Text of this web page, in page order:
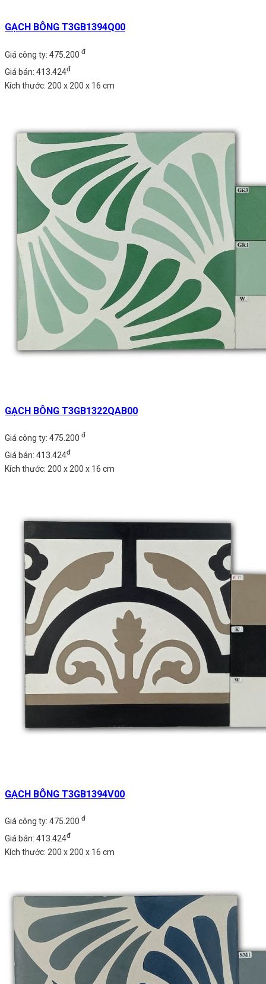
GẠCH BÔNG T3GB1394Q00
Giá công ty: 475.200 đ
Giá bán: 413.424đ
Kích thước: 200 x 200 x 16 cm
GẠCH BÔNG T3GB1322QAB00
Giá công ty: 475.200 đ
Giá bán: 413.424đ
Kích thước: 200 x 200 x 16 cm
GẠCH BÔNG T3GB1394V00
Giá công ty: 475.200 đ
Giá bán: 413.424đ
Kích thước: 200 x 200 x 16 cm